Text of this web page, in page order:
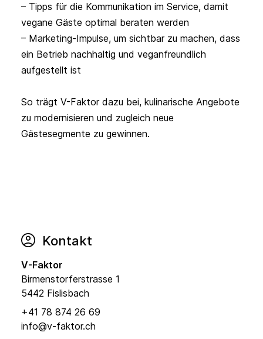
– Tipps für die Kommunikation im Service, damit
vegane Gäste optimal beraten werden
– Marketing-Impulse, um sichtbar zu machen, dass
ein Betrieb nachhaltig und veganfreundlich
aufgestellt ist
So trägt V-Faktor dazu bei, kulinarische Angebote
zu modernisieren und zugleich neue
Gästesegmente zu gewinnen.
Kontakt
V-Faktor
Birmenstorferstrasse 1
5442 Fislisbach
+41 78 874 26 69
info@v-faktor.ch